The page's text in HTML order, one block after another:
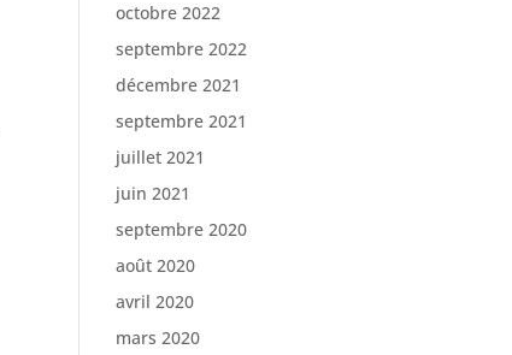
octobre 2022
septembre 2022
décembre 2021
septembre 2021
juillet 2021
juin 2021
septembre 2020
août 2020
avril 2020
mars 2020